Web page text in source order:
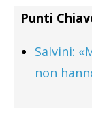
Punti
Salvini:
non